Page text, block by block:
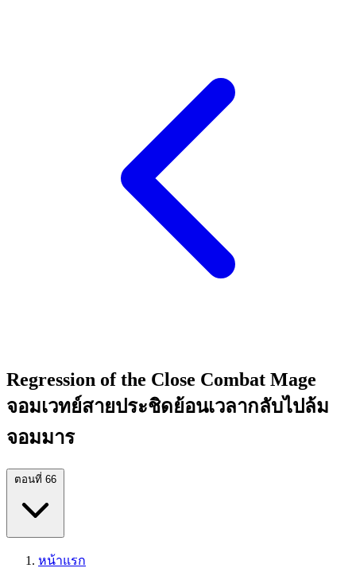
Regression of the Close Combat Mage
จอมเวทย์สายประชิดย้อนเวลากลับไปล้ม
จอมมาร
ตอนที่ 66
หน้าแรก